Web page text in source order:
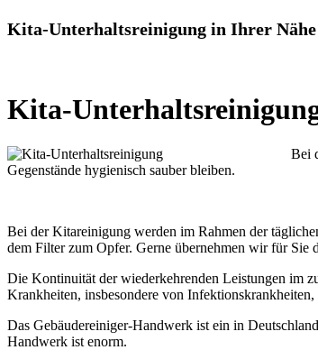
Kita-Unterhaltsreinigung in Ihrer Nähe
Kita-
Bei
Gegenstände hygienisch sauber bleiben.
Bei der Kitareinigung werden im Rahmen der
dem Filter zum Opfer. Gerne übernehmen wir für Sie
Die Kontinuität der wiederkehrenden Leistungen im
Krankheiten, insbesondere von
Das Gebäudereiniger-Handwerk ist ein in
Handwerk ist enorm.